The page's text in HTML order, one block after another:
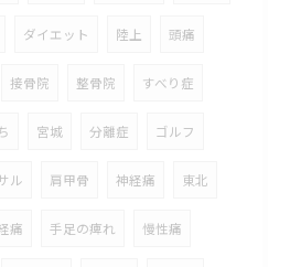
ダイエット 陸上 頭痛
接骨院 整骨院 すべり症
宮城 分離症 ゴルフ
ル 肩甲骨 神経痛 東北
痛 手足の痺れ 慢性痛